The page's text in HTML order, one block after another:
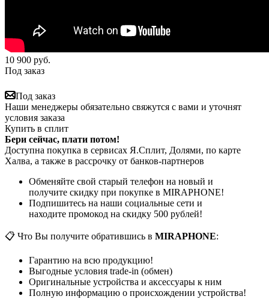
10 900 руб.
Под заказ
Под заказ
Наши менеджеры обязательно свяжутся с вами и уточнят
условия заказа
Купить в сплит
Бери сейчас, плати потом!
Доступна покупка в сервисах Я.Сплит, Долями, по карте
Халва, а также в рассрочку от банков-партнеров
Обменяйте свой старый телефон на новый и
получите скидку при покупке в MIRAPHONE!
Подпишитесь на наши социальные сети и
находите промокод на скидку 500 рублей!
📋 Что Вы получите обратившись в MIRAPHONE:
Гарантию на всю продукцию!
Выгодные условия trade-in (обмен)
Оригинальные устройства и аксессуары к ним
Полную информацию о происхождении устройства!